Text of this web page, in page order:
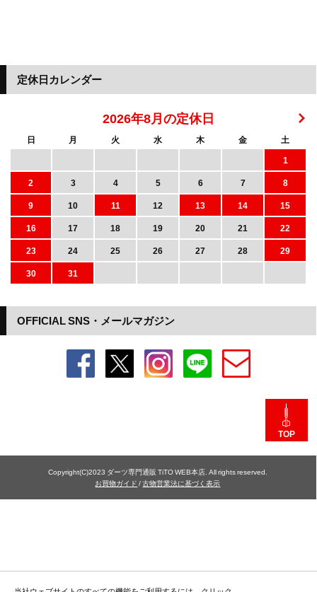
OFFICIAL SNS・メールマガジン
定休日カレンダー
2026年8月の定休日
日 月 火 水 木 金
土
1
2
3 4 5 6 7
8
9
10 11 12 13 14
15
16
17 18 19 20 21
22
23
24 25 26 27 28
29
30
31
TOP
Copyright(C)2023 ダーツ専門通販 TiTO WEB本店. All rights reserved.
お買物ガイド /古物営業法に基づく表示